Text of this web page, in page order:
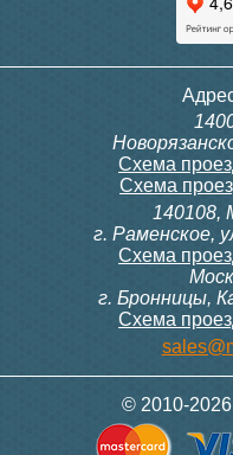
Конвектор
с решеткой GRILL.SGW-
3
Схема
Схема
140108,
г. Раменское,
Схема
г. Бронницы,
Схема
© 2010-